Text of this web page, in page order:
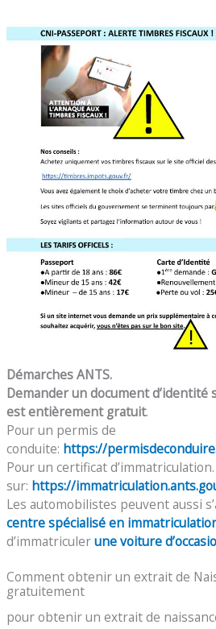
Démarches ANTS.
Demander un document d’identité
est entièrement gratuit.
Pour un permis de
conduite: https://
Pour un certificat
sur: https://
Les automobilistes peuvent aussi
centre spécialisé en
d’immatriculerune voiture
Comment obtenir un extrait de
gratuitement
pour obtenir un extrait de